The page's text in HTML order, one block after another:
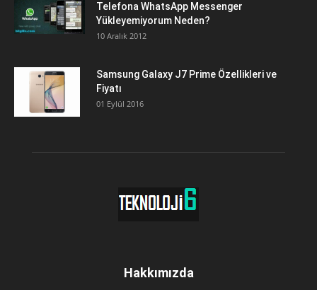
Telefona WhatsApp Messenger
Yükleyemiyorum Neden?
10 Aralık 2012
Samsung Galaxy J7 Prime Özellikleri ve
Fiyatı
01 Eylül 2016
Hakkımızda